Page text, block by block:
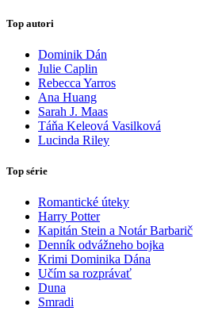
Top autori
Dominik Dán
Julie Caplin
Rebecca Yarros
Ana Huang
Sarah J. Maas
Táňa Keleová Vasilková
Lucinda Riley
Top série
Romantické úteky
Harry Potter
Kapitán Stein a Notár Barbarič
Denník odvážneho bojka
Krimi Dominika Dána
Učím sa rozprávať
Duna
Smradi